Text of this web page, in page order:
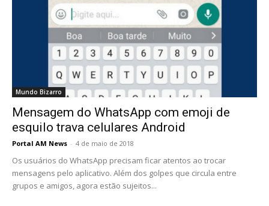
Mundo Bizarro
Mensagem do WhatsApp com emoji de
esquilo trava celulares Android
Portal AM News - 4 de maio de 2018
Os usuários do WhatsApp precisam ficar atentos ao trocar
mensagens pelo aplicativo. Além dos golpes que circula entre
grupos e amigos, agora estão sujeitos...